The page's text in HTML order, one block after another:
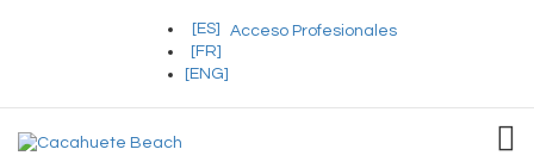
[ES]
[FR]
[ENG]
Acceso Profesionales